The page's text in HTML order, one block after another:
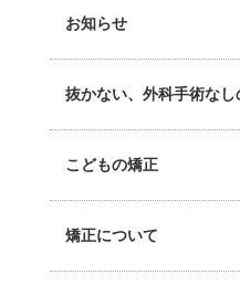
お知らせ
抜かない、外科手術なし
こどもの矯正
矯正について